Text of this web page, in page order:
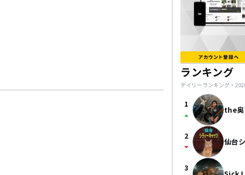
ランキング
デイリーランキング・
1
arrow_drop_up the
2
arrow_drop_down 仙台
3